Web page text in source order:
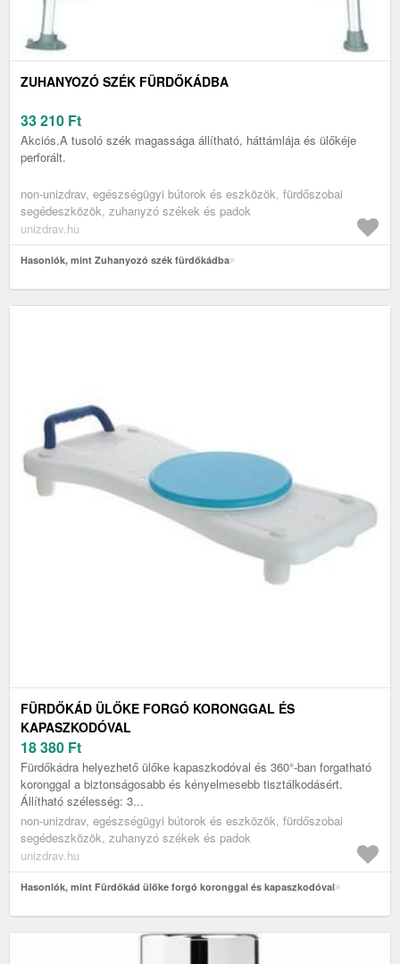
ZUHANYOZÓ SZÉK FÜRDŐKÁDBA
33 210 Ft
Akciós.A tusoló szék magassága állítható, háttámlája és ülőkéje
perforált.
non-unizdrav, egészségügyi bútorok és eszközök, fürdőszobai
segédeszközök, zuhanyzó székek és padok
unizdrav.hu
Hasonlók, mint Zuhanyozó szék fürdőkádba
FÜRDŐKÁD ÜLŐKE FORGÓ KORONGGAL ÉS
KAPASZKODÓVAL
18 380 Ft
Fürdőkádra helyezhető ülőke kapaszkodóval és 360°-ban forgatható
koronggal a biztonságosabb és kényelmesebb tisztálkodásért.
Állítható szélesség: 3...
non-unizdrav, egészségügyi bútorok és eszközök, fürdőszobai
segédeszközök, zuhanyzó székek és padok
unizdrav.hu
Hasonlók, mint Fürdőkád ülőke forgó koronggal és kapaszkodóval